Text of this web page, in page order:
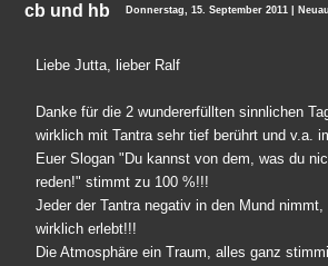
cb und hb Donnerstag, 15. September 2011 |
Liebe Jutta, lieber Ralf
Danke für die 2 wundererfüllten sinnlichen
wirklich mit Tantra sehr tief berührt und v.a.
Euer Slogan "Du kannst von dem, was du
reden!" stimmt zu 100 %!!!
Jeder der Tantra negativ in den Mund
wirklich erlebt!!!
Die Atmosphäre ein Traum, alles ganz